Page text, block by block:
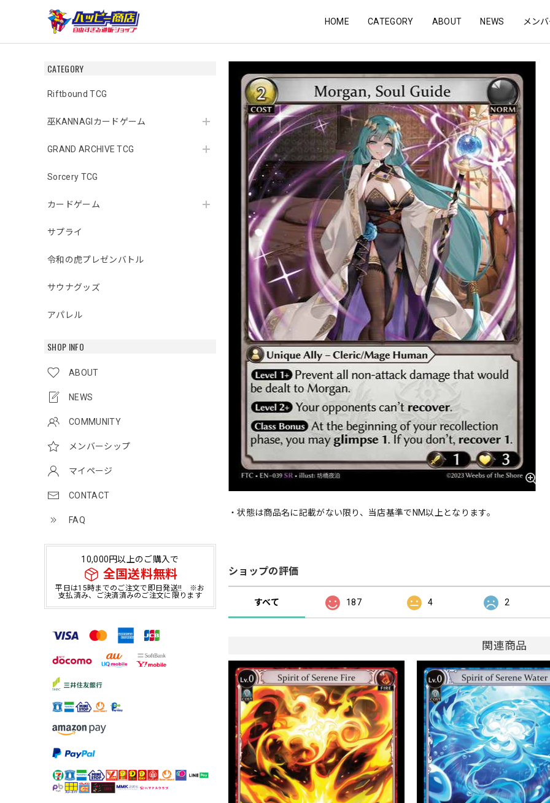
HOME CATEGORY ABOUT NEWS メン
CATEGORY
Riftbound TCG
巫KANNAGIカードゲーム
GRAND ARCHIVE TCG
Sorcery TCG
カードゲーム
サプライ
令和の虎プレゼンバトル
サウナグッズ
アパレル
SHOP INFO
ABOUT
NEWS
COMMUNITY
メンバーシップ
マイページ
CONTACT
FAQ
10,000円以上のご購入で
全国送料無料
平日は15時までのご注文で即日発送!! ※お
支払済み、ご決済済みのご注文に限ります
・状態は商品名に記載がない限り、当店基準でNM以上となります。
ショップの評価
すべて 187 4 2
関連商品